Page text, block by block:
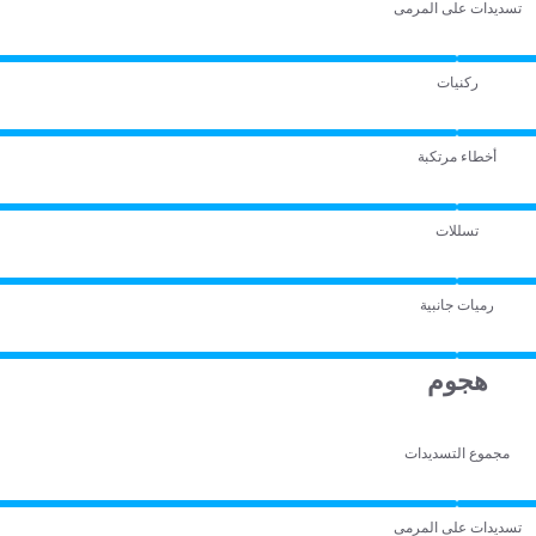
تسديدات على المرمى
ركنيات
أخطاء مرتكبة
تسللات
رميات جانبية
هجوم
مجموع التسديدات
تسديدات على المرمى